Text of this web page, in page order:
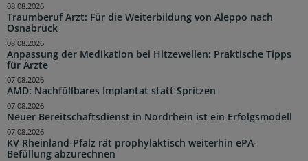
Traumberuf Arzt: Für die Weiterbildung von Aleppo nach
Osnabrück
08.08.2026
Anpassung der Medikation bei Hitzewellen: Praktische Tipps
für Ärzte
08.08.2026
AMD: Nachfüllbares Implantat statt Spritzen
07.08.2026
Neuer Bereitschaftsdienst in Nordrhein ist ein Erfolgsmodell
07.08.2026
KV Rheinland-Pfalz rät prophylaktisch weiterhin ePA-
Befüllung abzurechnen
07.08.2026